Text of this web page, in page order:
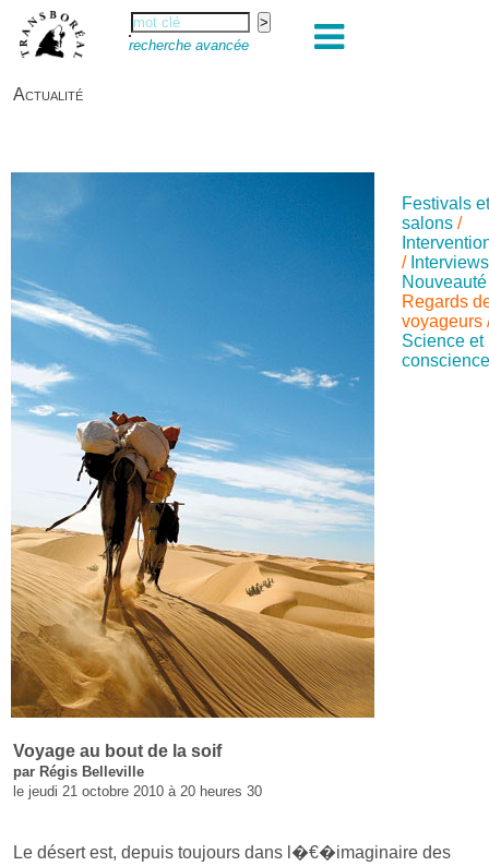
recherche avancée
Actualité
Festivals
salons /
/ Interviews
Nouveauté
Regards
voyageurs
Science et
Voyage au bout de la soif
par Régis Belleville
le jeudi 21 octobre 2010 à 20 heures 30
Le désert est, depuis toujours dans l�€�imaginaire des